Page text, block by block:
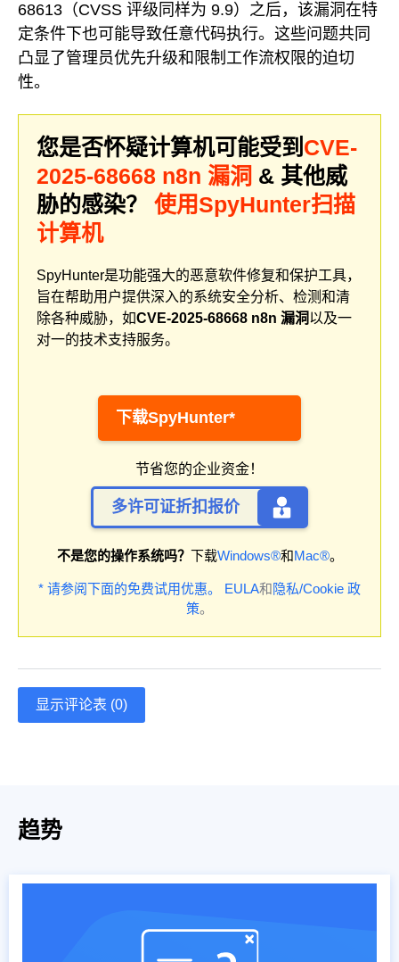
68613（CVSS 评级同样为 9.9）之后，该漏洞在特
定条件下也可能导致任意代码执行。这些问题共同
凸显了管理员优先升级和限制工作流权限的迫切
性。
您是否怀疑计算机可能受到 CVE-
2025-68668 n8n 漏洞 & 其他威
胁的感染？ 使用SpyHunter扫描
计算机
SpyHunter是功能强大的恶意软件修复和保护工具，
旨在帮助用户提供深入的系统安全分析、检测和清
除各种威胁，如CVE-2025-68668 n8n 漏洞以及一
对一的技术支持服务。
下载SpyHunter*
节省您的企业资金！
多许可证折扣报价
不是您的操作系统吗？ 下载Windows®和Mac®。
* 请参阅下面的免费试用优惠。 EULA和隐私/Cookie 政
策。
显示评论表 (0)
趋势